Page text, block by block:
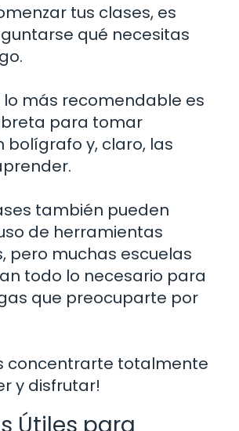
tus clases, es
qué necesitas
lo más recomendable es
para tomar
bolígrafo y, claro, las
también pueden
de herramientas
pero muchas escuelas
todo lo necesario para
que preocuparte por
concentrarte totalmente
y disfrutar!
Útiles para